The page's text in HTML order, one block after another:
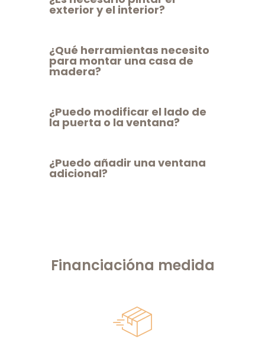
exterior y el interior?
¿Qué herramientas necesito
para montar una casa de
madera?
¿Puedo modificar el lado de
la puerta o la ventana?
¿Puedo añadir una ventana
adicional?
Financiacióna medida